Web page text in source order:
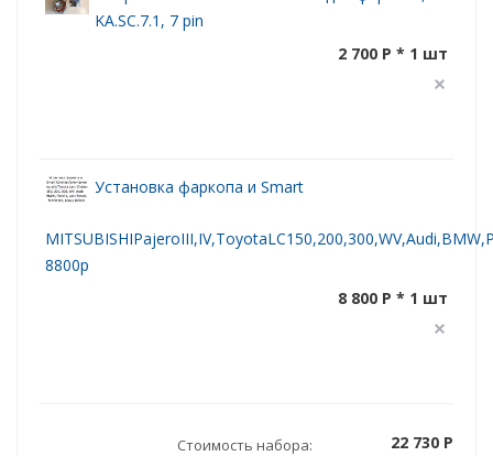
KA.SC.7.1, 7 pin
2 700 P * 1 шт
Установка фаркопа и Smart
8800р
8 800 P * 1 шт
Стоимость набора: 22 730 P